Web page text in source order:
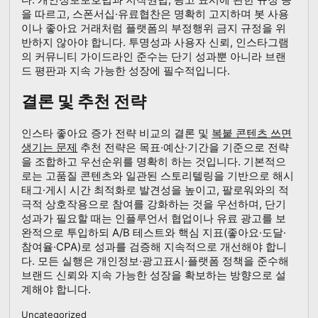
을 따르고, 스폰서십·유료협찬은 명확히 고지하며 봇 사용
이나 좋아요 거래처럼 플랫폼의 부정행위 금지 규정을 위
반하지 않아야 합니다. 투명성과 사용자 신뢰, 인스타그램
의 커뮤니티 가이드라인 준수는 단기 성과뿐 아니라 브랜
드 평판과 지속 가능한 성장에 필수적입니다.
결론 및 추천 전략
인스타 좋아요 증가 전략 비교의 결론 및 복붙 콘텐츠 쓰면
생기는 문제 추천 전략은 목표·예산·기간을 기준으로 전략
을 조합하고 우선순위를 명확히 하는 것입니다. 기본적으
로는 고품질 콘텐츠와 일관된 스토리텔링을 기반으로 해시
태그·게시 시간 최적화로 발견성을 높이고, 팔로워와의 적
극적 상호작용으로 참여를 강화하는 것을 우선하며, 단기
성과가 필요할 때는 인플루언서 협업이나 유료 광고를 보
완적으로 투입하되 A/B 테스트와 핵심 지표(좋아요·도달·
참여율·CPA)로 성과를 검증해 지속적으로 개선해야 합니
다. 모든 실행은 개인정보·광고표시·플랫폼 정책을 준수해
브랜드 신뢰와 지속 가능한 성장을 확보하는 방향으로 설
계해야 합니다.
Uncategorized